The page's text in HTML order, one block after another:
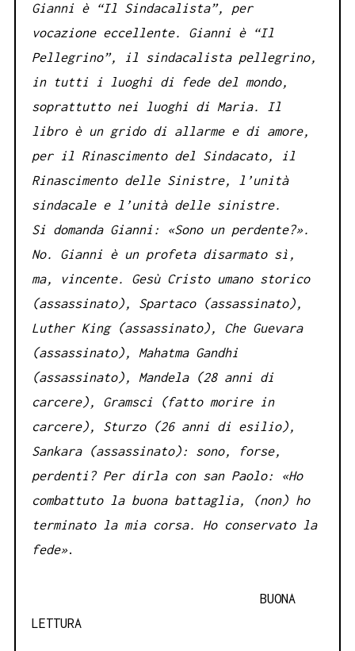
Gianni è “Il Sindacalista”, per
vocazione eccellente. Gianni è “Il
Pellegrino”, il sindacalista pellegrino,
in tutti i luoghi di fede del mondo,
soprattutto nei luoghi di Maria. Il
libro è un grido di allarme e di amore,
per il Rinascimento del Sindacato, il
Rinascimento delle Sinistre, l’unità
sindacale e l’unità delle sinistre.
Si domanda Gianni: «Sono un perdente?».
No. Gianni è un profeta disarmato sì,
ma, vincente. Gesù Cristo umano storico
(assassinato), Spartaco (assassinato),
Luther King (assassinato), Che Guevara
(assassinato), Mahatma Gandhi
(assassinato), Mandela (28 anni di
carcere), Gramsci (fatto morire in
carcere), Sturzo (26 anni di esilio),
Sankara (assassinato): sono, forse,
perdenti? Per dirla con san Paolo: «Ho
combattuto la buona battaglia, (non) ho
terminato la mia corsa. Ho conservato la
fede».
BUONA
LETTURA